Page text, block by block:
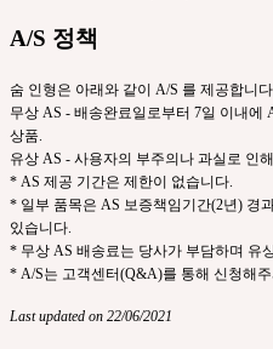
A/S 정책
숨 인형은 아래와 같이 A/S 를 제공합니
무상 AS - 배송완료일로부터 7일 이내에
상품.
유상 AS - 사용자의 부주의나 과실로 인
* AS 제공 기간은 제한이 없습니다.
* 일부 품목은 AS 보증책임기간(2년) 경
있습니다.
* 무상 AS 배송료는 당사가 부담하며 유
* A/S는 고객센터(Q&A)를 통해 신청해
Last updated on 22/06/2021